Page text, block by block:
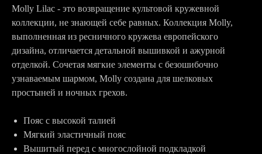
Molly Lilac - это возвращение культовой кружевной
коллекции, не знающей себе равных. Коллекция Molly,
выполненная из ресничного кружева европейского
дизайна, отличается детальной вышивкой и ажурной
отделкой. Сочетая мягкие элементы с безошибочно
узнаваемым шармом, Molly создана для шелковых
простыней и ночных грехов.
Пояс с высокой талией
Мягкий эластичный пояс
Вышитый перед с многослойной подкладкой